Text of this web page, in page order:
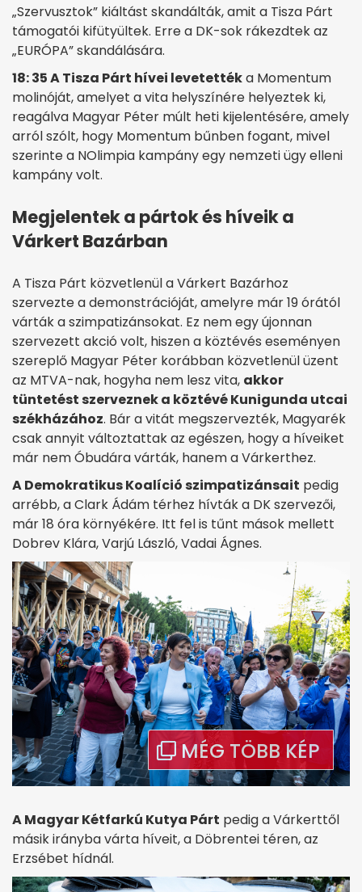
„Szervusztok” kiáltást skandálták, amit a Tisza Párt
támogatói kifütyültek. Erre a DK-sok rákezdtek az
„EURÓPA” skandálására.
18: 35 A Tisza Párt hívei levetettéka Momentum
molinóját, amelyet a vita helyszínére helyeztek ki,
reagálva Magyar Péter múlt heti kijelentésére, amely
arról szólt, hogy Momentum bűnben fogant, mivel
szerinte a NOlimpia kampány egy nemzeti ügy elleni
kampány volt.
Megjelentek a pártok és híveik a
Várkert Bazárban
A Tisza Párt közvetlenül a Várkert Bazárhoz
szervezte a demonstrációját, amelyre már 19 órától
várták a szimpatizánsokat. Ez nem egy újonnan
szervezett akció volt, hiszen a köztévés eseményen
szereplő Magyar Péter korábban közvetlenül üzent
az MTVA-nak, hogyha nem lesz vita, akkor
tüntetést szerveznek a köztévé Kunigunda utcai
székházához. Bár a vitát megszervezték, Magyarék
csak annyit változtattak az egészen, hogy a híveiket
már nem Óbudára várták, hanem a Várkerthez.
A Demokratikus Koalíció szimpatizánsait pedig
arrébb, a Clark Ádám térhez hívták a DK szervezői,
már 18 óra környékére. Itt fel is tűnt mások mellett
Dobrev Klára, Varjú László, Vadai Ágnes.
A Magyar Kétfarkú Kutya Párt pedig a Várkerttől
másik irányba várta híveit, a Döbrentei téren, az
Erzsébet hídnál.